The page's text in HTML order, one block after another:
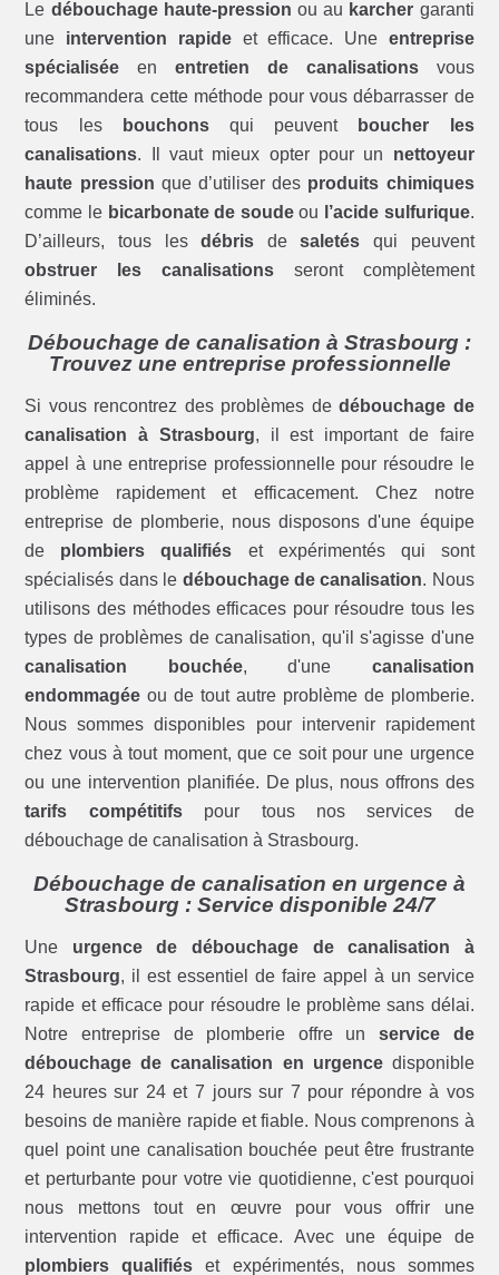
Le débouchage haute-pression ou au karcher garanti
une intervention rapideet efficace. Une entreprise
spécialisée enentretien de canalisationsvous
recommandera cette méthode pour vous débarrasser de
tous les
bouchonsqui peuvent
boucher les
canalisations. Il vaut mieux opter pour un nettoyeur
haute pression que d’utiliser des produits chimiques
comme le bicarbonate de soudeou l’acide sulfurique.
D’ailleurs, tous lesdébris desaletés qui peuvent
obstruer les canalisations seront complètement
éliminés.
Débouchage de canalisation à Strasbourg :
Trouvez une entreprise professionnelle
Si vous rencontrez des problèmes dedébouchage de
canalisation à Strasbourg, il est important de faire
appel à une entreprise professionnelle pour résoudre le
problème rapidement et efficacement. Chez notre
entreprise de plomberie, nous disposons d'une équipe
de plombiers qualifiés et expérimentés qui sont
spécialisés dans le débouchage de canalisation. Nous
utilisons des méthodes efficaces pour résoudre tous les
types de problèmes de canalisation, qu'il s'agisse d'une
canalisation bouchée, d'une canalisation
endommagée ou de tout autre problème de plomberie.
Nous sommes disponibles pour intervenir rapidement
chez vous à tout moment, que ce soit pour une urgence
ou une intervention planifiée. De plus, nous offrons des
tarifs compétitifspour tous nos services de
débouchage de canalisation à Strasbourg.
Débouchage de canalisation en urgence à
Strasbourg : Service disponible 24/7
Une urgence de débouchage de canalisation à
Strasbourg, il est essentiel de faire appel à un service
rapide et efficace pour résoudre le problème sans délai.
Notre entreprise de plomberie offre un service de
débouchage de canalisation en urgencedisponible
24 heures sur 24 et 7 jours sur 7 pour répondre à vos
besoins de manière rapide et fiable. Nous comprenons à
quel point une canalisation bouchée peut être frustrante
et perturbante pour votre vie quotidienne, c'est pourquoi
nous mettons tout en œuvre pour vous offrir une
intervention rapide et efficace. Avec une équipe de
plombiers qualifiés et expérimentés, nous sommes